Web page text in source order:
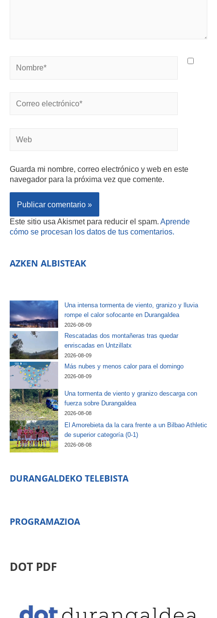
Guarda mi nombre, correo electrónico y web en este
navegador para la próxima vez que comente.
Este sitio usa Akismet para reducir el spam. Aprende
cómo se procesan los datos de tus comentarios.
AZKEN ALBISTEAK
Una intensa tormenta de viento, granizo y lluvia
rompe el calor sofocante en Durangaldea
2026-08-09
Rescatadas dos montañeras tras quedar
enriscadas en Untzillatx
2026-08-09
Más nubes y menos calor para el domingo
2026-08-09
Una tormenta de viento y granizo descarga con
fuerza sobre Durangaldea
2026-08-08
El Amorebieta da la cara frente a un Bilbao Athletic
de superior categoría (0-1)
2026-08-08
DURANGALDEKO TELEBISTA
PROGRAMAZIOA
DOT PDF